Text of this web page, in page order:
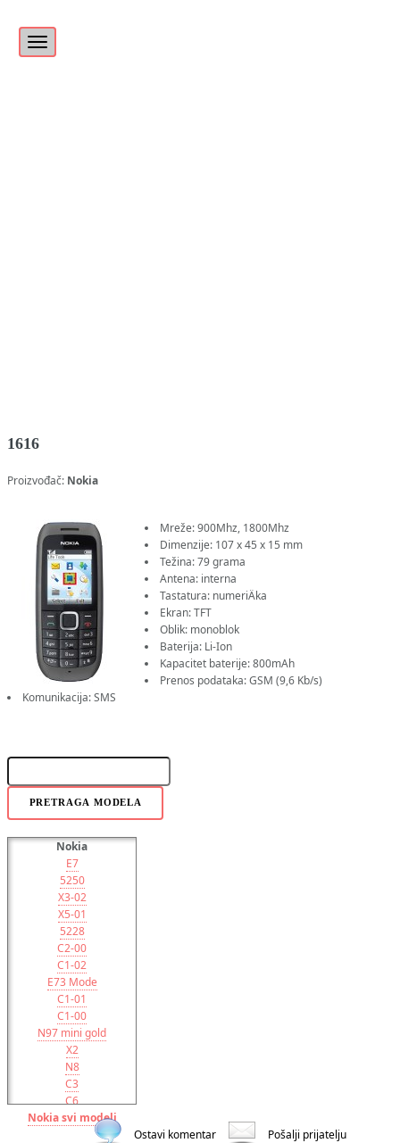
1616
Proizvođač: Nokia
Mreže: 900Mhz, 1800Mhz
Dimenzije: 107 x 45 x 15 mm
Težina: 79 grama
Antena: interna
Tastatura: numeriÄka
Ekran: TFT
Oblik: monoblok
Baterija: Li-Ion
Kapacitet baterije: 800mAh
Prenos podataka: GSM (9,6 Kb/s)
Komunikacija: SMS
PRETRAGA MODELA
Nokia
E7
5250
X3-02
X5-01
5228
C2-00
C1-02
E73 Mode
C1-01
C1-00
N97 mini gold
X2
N8
C3
C6
E5
6700 gold
Nokia svi modeli
Ostavi komentar
Pošalji prijatelju